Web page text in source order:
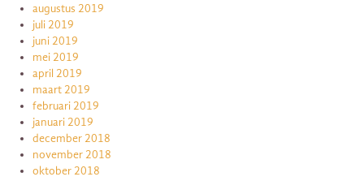
augustus 2019
juli 2019
juni 2019
mei 2019
april 2019
maart 2019
februari 2019
januari 2019
december 2018
november 2018
oktober 2018